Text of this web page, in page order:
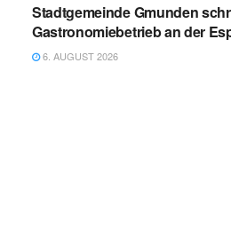
Stadtgemeinde Gmunden
Gastronomiebetrieb an der
6. AUGUST 2026